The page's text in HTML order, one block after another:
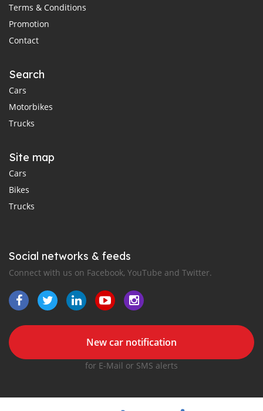
Terms & Conditions
Promotion
Contact
Search
Cars
Motorbikes
Trucks
Site map
Cars
Bikes
Trucks
Social networks & feeds
Connect with us on Facebook, YouTube and Twitter.
New car notification
for E-Mail or SMS alerts